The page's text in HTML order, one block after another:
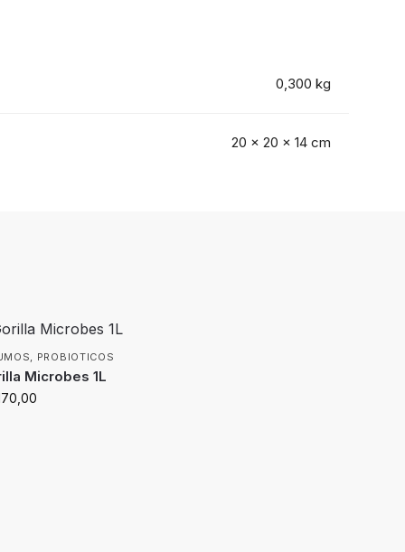
0,300 kg
20 × 20 × 14 cm
, PROBIOTICOS
Microbes 1L